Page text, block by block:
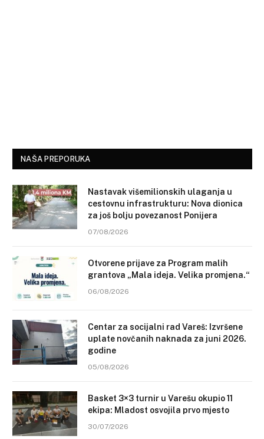
NAŠA PREPORUKA
Nastavak višemilionskih ulaganja u
cestovnu infrastrukturu: Nova dionica
za još bolju povezanost Ponijera
07/08/2026
Otvorene prijave za Program malih
grantova „Mala ideja. Velika promjena.“
06/08/2026
Centar za socijalni rad Vareš: Izvršene
uplate novčanih naknada za juni 2026.
godine
05/08/2026
Basket 3×3 turnir u Varešu okupio 11
ekipa: Mladost osvojila prvo mjesto
30/07/2026